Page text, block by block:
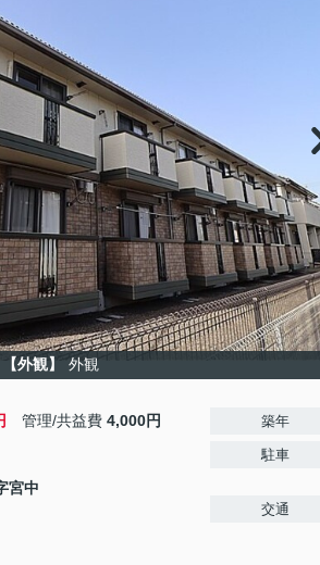
【外観】 外観
管理/共益費 4,000円
宮中
築年
駐車
交通